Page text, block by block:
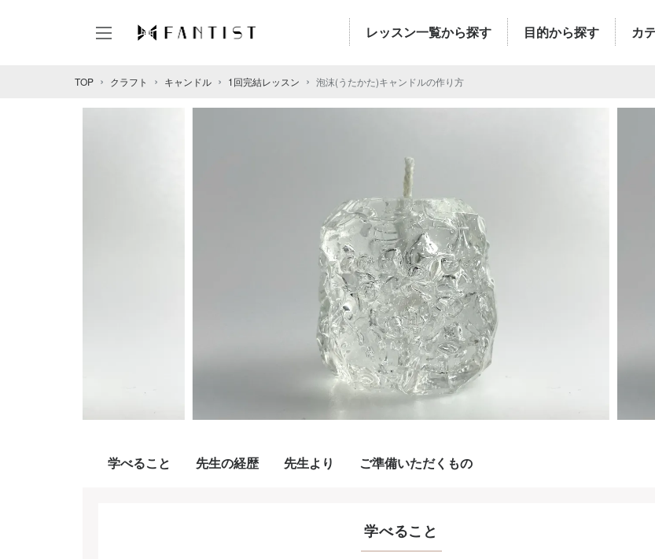
レッスン一覧から探す 目的から探す カ
TOP クラフト キャンドル 1回完結レッスン 泡沫(うたかた)キャンドルの作り方
学べること 先生の経歴 先生より ご準備いただくもの
学べること